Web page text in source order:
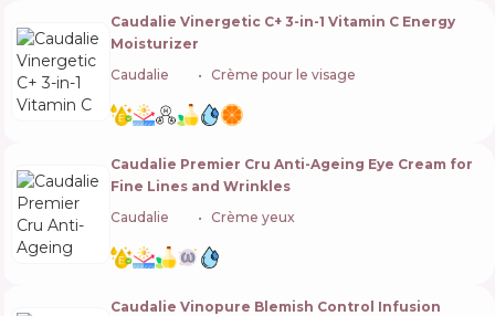
Caudalie Vinergetic C+ 3-in-1 Vitamin C Energy
Moisturizer
Caudalie
Crème pour le visage
Caudalie Premier Cru Anti-Ageing Eye Cream for
Fine Lines and Wrinkles
Caudalie
Crème yeux
Caudalie Vinopure Blemish Control Infusion